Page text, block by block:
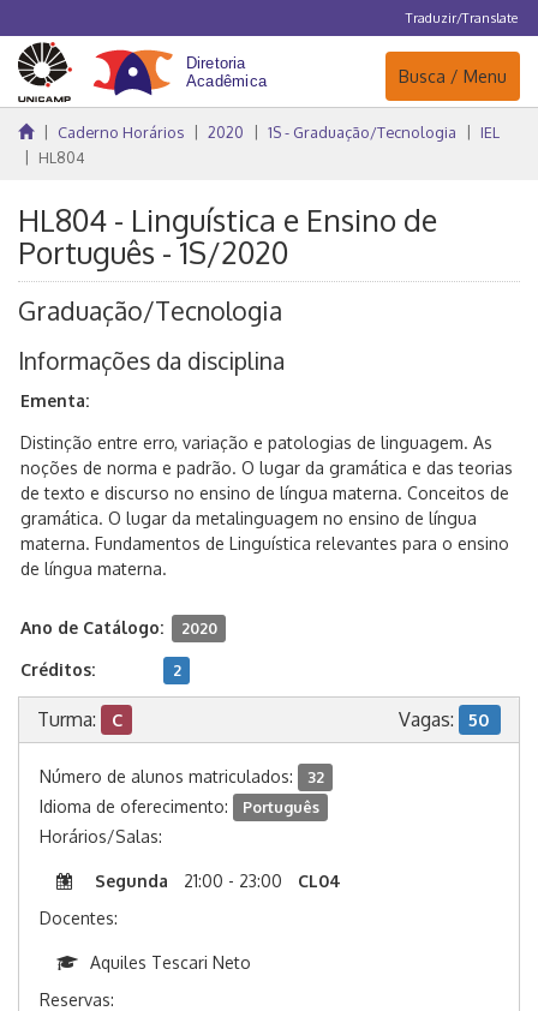
Traduzir/Translate
Navegação
Busca / Menu
Caderno Horários 2020 1S - Graduação/Tecnologia
IEL
HL804
HL804 - Linguística e Ensino de
Português - 1S/2020
Graduação/Tecnologia
Informações da disciplina
Ementa:
Distinção entre erro, variação e patologias de linguagem. As
noções de norma e padrão. O lugar da gramática e das teorias
de texto e discurso no ensino de língua materna. Conceitos de
gramática. O lugar da metalinguagem no ensino de língua
materna. Fundamentos de Linguística relevantes para o ensino
de língua materna.
Ano de Catálogo: 2020
Créditos: 2
Turma: C Vagas: 50
Número de alunos matriculados: 32
Idioma de oferecimento: Português
Horários/Salas:
Segunda 21:00 - 23:00
CL04
Docentes:
Aquiles Tescari Neto
Reservas: